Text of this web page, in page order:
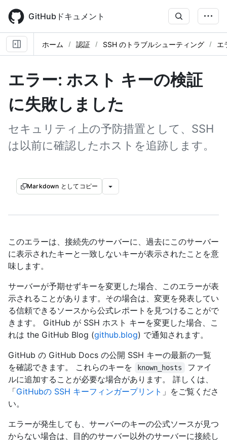
main
content
GitHubドキュメント
ホーム 認証 SSH のトラブルシューティング エ
エラー: ホスト キーの検証
に失敗しました
セキュリティ上の予防措置として、SSH
は以前に確認したホストを追跡します。
Markdown としてコピー
このエラーは、接続先のサーバーに、過去にこのサーバー
に表示されたキーと一致しないキーが表示されたことを意
味します。
サーバーが予期せずキーを変更した場合、このエラーが表
示されることがあります。その場合は、変更を発表してい
る信頼できるソースから公式レポートを見つけることがで
きます。 GitHub が SSH ホスト キーを変更した場合、こ
れは the GitHub Blog (github.blog) で通知されます。
GitHub の GitHub Docs の公開 SSH キーの最新の一覧
を確認できます。 これらのキーを
known_hosts
ファイ
ルに追加することが必要な場合があります。 詳しくは、
「GitHubの SSH キーフィンガープリント 」をご覧くださ
い。
エラーが発生しても、サーバーのキーの公式ソースが見つ
からない場合は、目的のサーバー以外のサーバーに接続し